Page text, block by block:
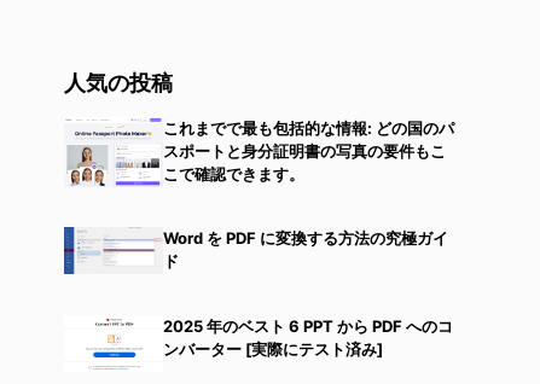
人気の投稿
これまでで最も包括的な情報: どの国のパ
スポートと身分証明書の写真の要件もこ
こで確認できます。
Word を PDF に変換する方法の究極ガイ
ド
2025 年のベスト 6 PPT から PDF へのコ
ンバーター [実際にテスト済み]